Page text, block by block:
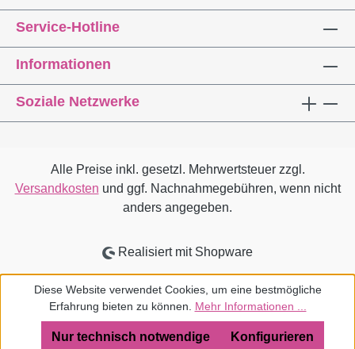
Protagonisten dieser ästhetischen, mentalen
und sozialen Strömung, vor allem aber auch
mit deren Netzwerken vertraut machen.
Begleitband zur gleichnamigen Ausstellung
im Museum Angewandte Kunst,
Frankfurt/Main (19. Januar bis 14. April 2019).
Retrospektive einer wichtigen ästhetischen,
vergriffenKlaus Klemp auf
YouTubeLeseprobe auf ISSUU.com
Service-Hotline
Informationen
Soziale Netzwerke
Alle Preise inkl. gesetzl. Mehrwertsteuer zzgl.
Versandkosten und ggf. Nachnahmegebühren, wenn nicht
anders angegeben.
Realisiert mit Shopware
Diese Website verwendet Cookies, um eine bestmögliche
Erfahrung bieten zu können. Mehr Informationen ...
Nur technisch notwendige Konfigurieren